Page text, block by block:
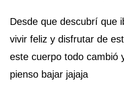
Desde que descubrí que
vivir feliz y disfrutar de
este cuerpo todo cambió
pienso bajar jajaja